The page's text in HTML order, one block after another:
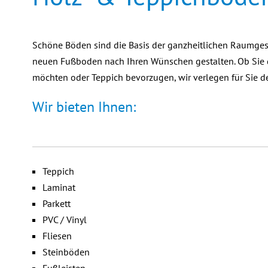
Schöne Böden sind die Basis der ganzheitlichen
neuen Fußboden nach Ihren Wünschen gestalten. Ob
möchten oder Teppich bevorzugen, wir verlegen für Sie
Wir bieten Ihnen:
Teppich
Laminat
Parkett
PVC / Vinyl
Fliesen
Steinböden